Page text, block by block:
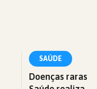
SAÚDE
Doenças raras: